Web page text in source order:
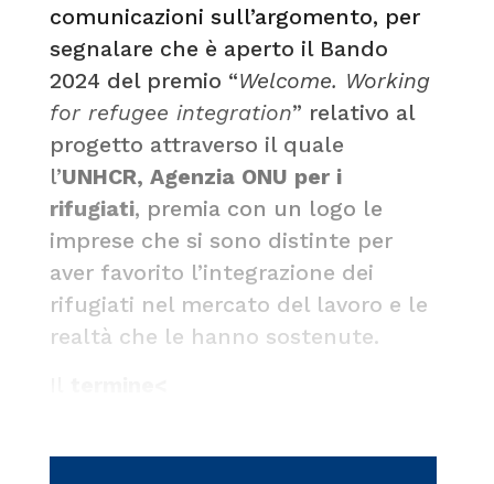
comunicazioni sull’argomento, per
segnalare che è aperto il Bando
2024 del premio “Welcome. Working
for refugee integration” relativo al
progetto attraverso il quale
l’UNHCR, Agenzia ONU per i
rifugiati, premia con un logo le
imprese che si sono distinte per
aver favorito l’integrazione dei
rifugiati nel mercato del lavoro e le
realtà che le hanno sostenute.